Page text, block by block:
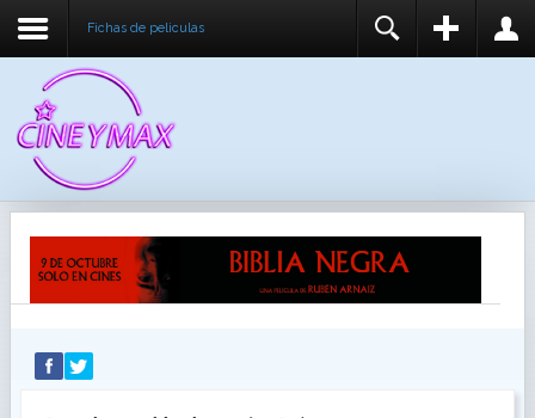
Fichas de peliculas
RECUÉRDEME
IDENTIFICARSE
REGISTER